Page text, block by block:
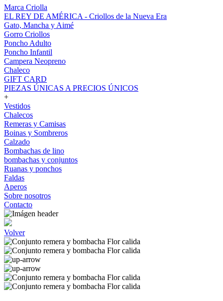
Marca Criolla
EL REY DE AMÉRICA - Criollos de la Nueva Era
Gato, Mancha y Aimé
Gorro Criollos
Poncho Adulto
Poncho Infantil
Campera Neopreno
Chaleco
GIFT CARD
PIEZAS ÚNICAS A PRECIOS ÚNICOS
+
Vestidos
Chalecos
Remeras y Camisas
Boinas y Sombreros
Calzado
Bombachas de lino
bombachas y conjuntos
Ruanas y ponchos
Faldas
Aperos
Sobre nosotros
Contacto
Volver